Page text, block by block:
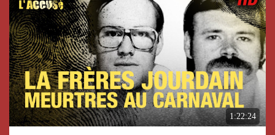
1:22:24